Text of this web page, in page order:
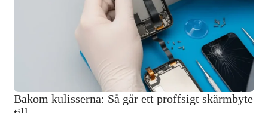
Bakom kulisserna: Så går ett proffsigt skärmbyte